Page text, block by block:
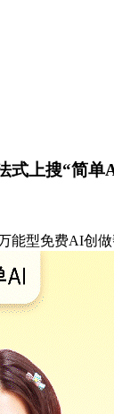
式上搜“简单
免费AI创做